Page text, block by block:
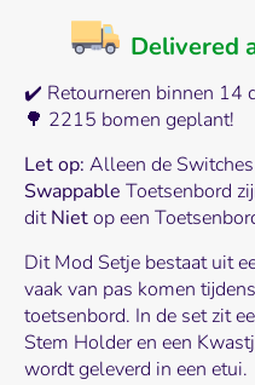
Delivered
✔️ Retourneren binnen 14
🌳 2215 bomen geplant!
Let op: Alleen de
Swappable Toetsenbord
ditNietop een
Dit Mod Setje bestaat uit
vaak van pas komen
toetsenbord. In de set zit
Stem Holder en een
wordt geleverd in een etui.